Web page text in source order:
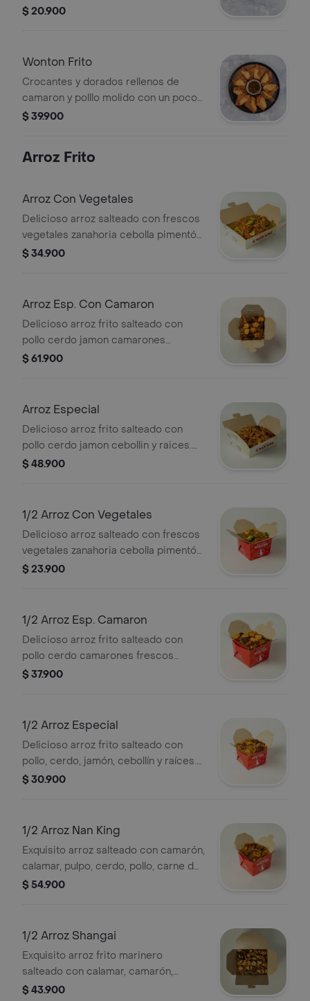
molido un clásico oriental que
$ 20.900
Wonton Frito
Crocantes y dorados rellenos de
camaron y polllo molido con un poco
de zanahoria y cebolla. Un bocado
$ 39.900
Arroz Frito
Arroz Con Vegetales
Delicioso arroz salteado con frescos
vegetales zanahoria cebolla pimentón
champiñones mazorquita china
$ 34.900
Arroz Esp. Con Camaron
Delicioso arroz frito salteado con
pollo cerdo jamon camarones
frescos cebollin y raices. (sugerido
$ 61.900
Arroz Especial
Delicioso arroz frito salteado con
pollo cerdo jamon cebollin y raices.
(sugerido para 2)
$ 48.900
1/2 Arroz Con Vegetales
Delicioso arroz salteado con frescos
vegetales zanahoria cebolla pimentón
champiñones mazorquita china
$ 23.900
1/2 Arroz Esp. Camaron
Delicioso arroz frito salteado con
pollo cerdo camarones frescos
cebollin y raices. (sugerido para 1)
$ 37.900
1/2 Arroz Especial
Delicioso arroz frito salteado con
pollo, cerdo, jamón, cebollín y raíces.
(sugerido para 1)
$ 30.900
1/2 Arroz Nan King
Exquisito arroz salteado con camarón,
calamar, pulpo, cerdo, pollo, carne de
res, tortilla de huevo, cebollín y raíces.
$ 54.900
1/2 Arroz Shangai
Exquisito arroz frito marinero
salteado con calamar, camarón,
palmito de cangrejo, trocitos de
$ 43.900